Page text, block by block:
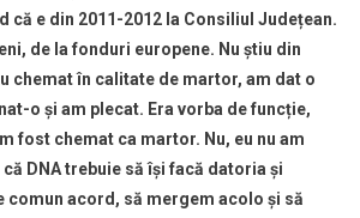
că e din 2011-2012 la Consiliul Județean.
de la fonduri europene. Nu știu din
chemat în calitate de martor, am dat o
o și am plecat. Era vorba de funcție,
fost chemat ca martor. Nu, eu nu am
DNA trebuie să își facă datoria și
comun acord, să mergem acolo și să